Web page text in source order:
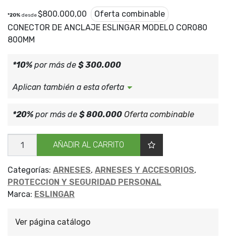
*20% desde$800.000,00
Oferta combinable
CONECTOR DE ANCLAJE ESLINGAR MODELO COR080
800MM
*10% por más de $ 300.000
Aplican también a esta oferta
*20% por más de $ 800.000 Oferta combinable
CONECTOR
ANCLAJE
COR080
cantidad
AÑADIR AL CARRITO
Categorías: ARNESES, ARNESES Y ACCESORIOS,
PROTECCION Y SEGURIDAD PERSONAL
Marca: ESLINGAR
Ver página catálogo